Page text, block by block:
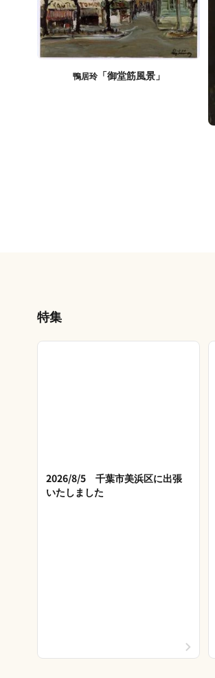
鴨居玲「御堂筋風景」
特集
2026/8/5 千葉市美浜区に出張
いたしました